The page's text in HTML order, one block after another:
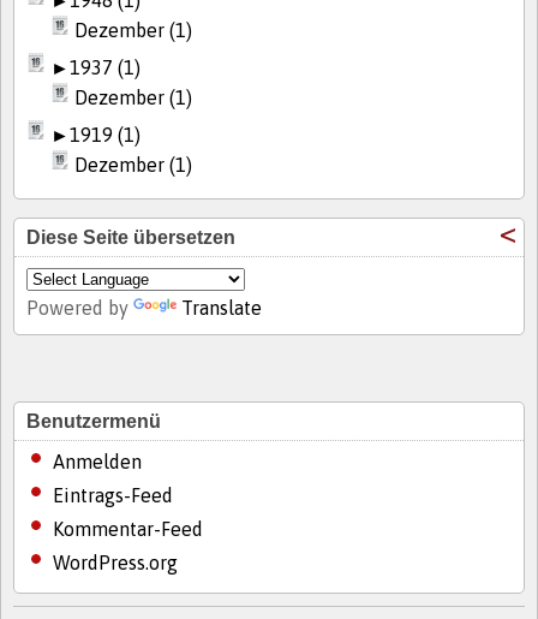
Dezember (1)
►1937 (1)
Dezember (1)
►1919 (1)
Dezember (1)
Diese Seite übersetzen
Powered by Translate
Benutzermenü
Anmelden
Eintrags-Feed
Kommentar-Feed
WordPress.org